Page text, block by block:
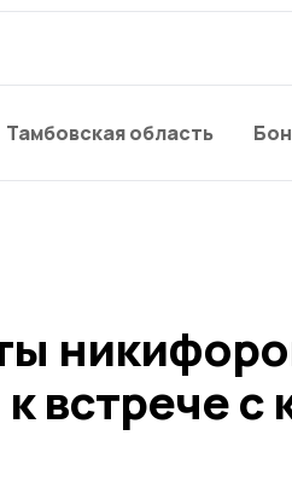
Тамбовская область
к встрече